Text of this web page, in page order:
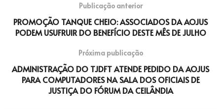
Publicação anterior
PROMOÇÃO TANQUE CHEIO: ASSOCIADOS DA AOJUS
PODEM USUFRUIR DO BENEFÍCIO DESTE MÊS DE JULHO
Próxima publicação
ADMINISTRAÇÃO DO TJDFT ATENDE PEDIDO DA AOJUS
PARA COMPUTADORES NA SALA DOS OFICIAIS DE
JUSTIÇA DO FÓRUM DA CEILÂNDIA